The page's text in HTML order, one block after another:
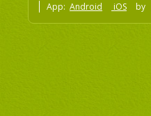
App: Android iOS by